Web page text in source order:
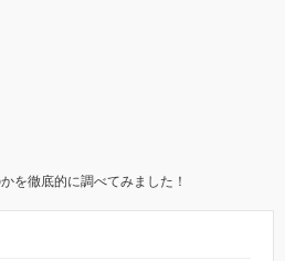
を徹底的に調べてみました！